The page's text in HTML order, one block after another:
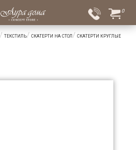
0
ТЕКСТИЛЬ СКАТЕРТИ НА СТОЛ СКАТЕРТИ КРУГЛЫЕ